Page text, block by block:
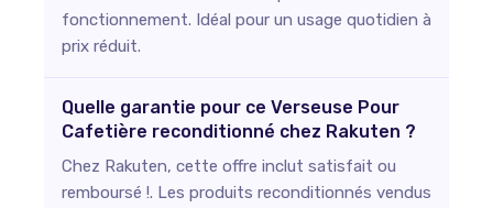
fonctionnement. Idéal pour un usage quotidien à
prix réduit.
Quelle garantie pour ce Verseuse Pour
Cafetière reconditionné chez Rakuten ?
Chez Rakuten, cette offre inclut satisfait ou
remboursé !. Les produits reconditionnés vendus